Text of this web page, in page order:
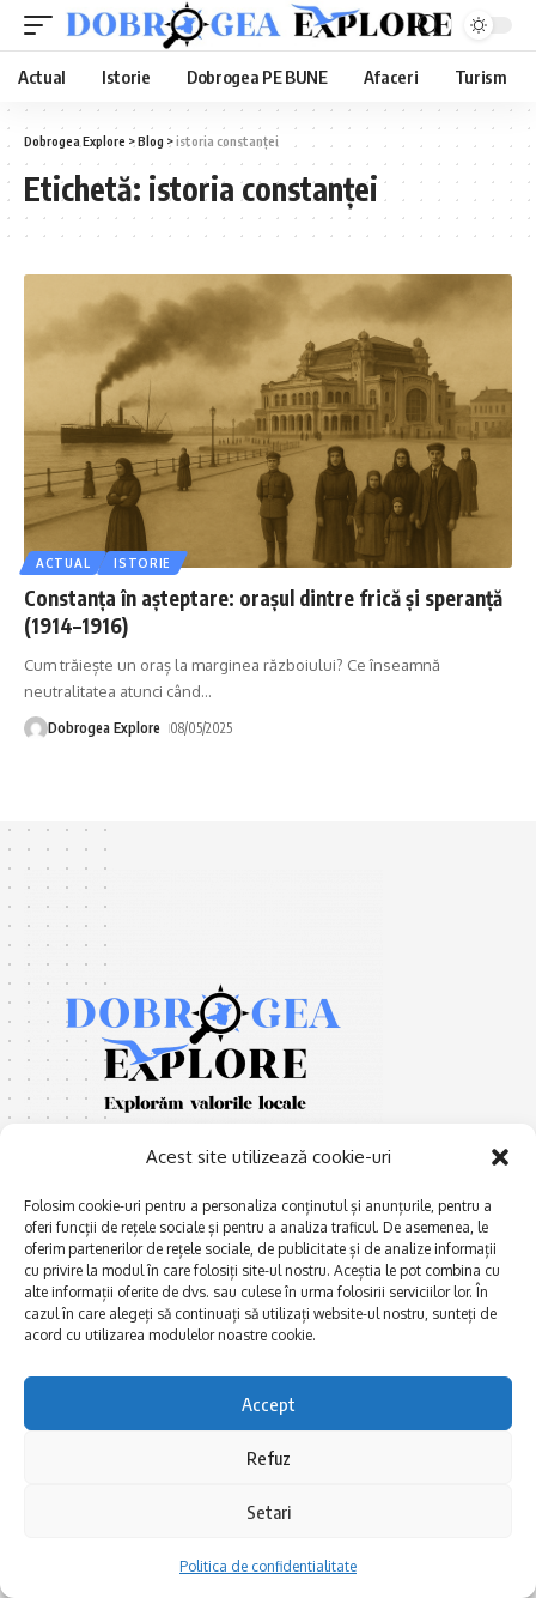
Acest site utilizează cookie-uri
Folosim cookie-uri pentru a personaliza conținutul și anunțurile, pentru a
oferi funcții de rețele sociale și pentru a analiza traficul. De asemenea, le
oferim partenerilor de rețele sociale, de publicitate și de analize informații
cu privire la modul în care folosiți site-ul nostru. Aceștia le pot combina cu
alte informații oferite de dvs. sau culese în urma folosirii serviciilor lor. În
cazul în care alegeți să continuați să utilizați website-ul nostru, sunteți de
acord cu utilizarea modulelor noastre cookie.
Accept
Refuz
Setari
Politica de confidentialitate
Actual Istorie Dobrogea PE BUNE Afaceri Turism
Dobrogea Explore >Blog >istoria constanței
Etichetă: istoria constanței
ACTUAL ISTORIE
Constanța în așteptare: orașul dintre frică și speranță
(1914–1916)
Cum trăiește un oraș la marginea războiului? Ce înseamnă
neutralitatea atunci când…
Dobrogea Explore 08/05/2025
E xplorăm Dobrogea,
Explorăm valorile locale:
Deltă, Litoral, cele mai mari
biserici și mănăstiri, cele mai
FRUMOASE POVEȘTI.
Afaceri și meșteșuguri
Actualitate